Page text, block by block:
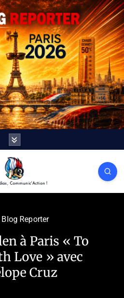
Communic'Action !
Blog Reporter
à Paris « To
Love » avec
Cruz